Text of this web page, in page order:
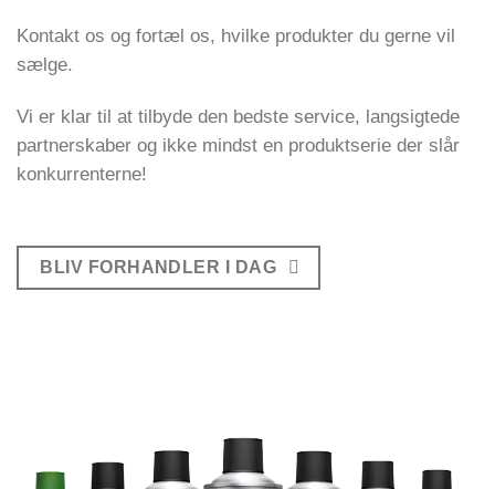
Kontakt os og fortæl os, hvilke produkter du gerne vil
sælge.
Vi er klar til at tilbyde den bedste service, langsigtede
partnerskaber og ikke mindst en produktserie der slår
konkurrenterne!
BLIV FORHANDLER I DAG